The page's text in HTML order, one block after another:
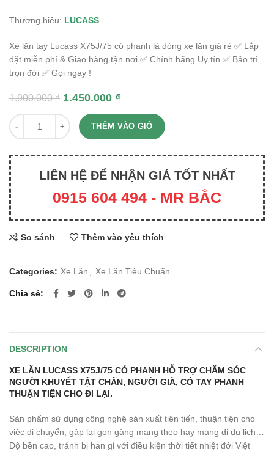
Thương hiệu: LUCASS
Xe lăn tay Lucass X75J/75 có phanh là dòng xe lăn giá rẻ ✅ Lắp
đặt miễn phí & Giao hàng tận nơi ✅ Chính hãng Uy tín ✅ Bảo trì
trọn đời ✅ Gọi ngay !
1.900.000₫ 1.450.000 ₫
Quantity
THÊM VÀO GIỎ
LIÊN HỆ ĐỂ NHẬN GIÁ TỐT NHẤT
0915 604 494 - MR BẮC
So sánh Thêm vào yêu thích
Categories: Xe Lăn Xe Lăn Tiêu Chuẩn
Chia sẻ
DESCRIPTION
XE LĂN LUCASS X75J/75 CÓ PHANH HỖ TRỢ CHĂM SÓC
NGƯỜI KHUYẾT TẬT CHÂN, NGƯỜI GIÀ, CÓ TAY PHANH
THUẬN TIỆN CHO ĐI LẠI.
Sản phẩm sử dụng công nghệ sản xuất tiên tiến, thuận tiện cho
việc di chuyển, gập lại gọn gàng mang theo hay mang đi du lịch…
Độ bền cao, tránh bị han gỉ với điều kiện thời tiết nhiệt đới Việt